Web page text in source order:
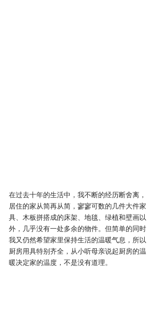
在过去十年的生活中，我不断的经历断舍离，
居住的家从简再从简，寥寥可数的几件大件家
具、木板拼搭成的床架、地毯、绿植和壁画以
外，几乎没有一处多余的物件。但简单的同时
我又仍然希望家里保持生活的温暖气息，所以
厨房用具特别齐全，从小听母亲说起厨房的温
暖决定家的温度，不是没有道理。